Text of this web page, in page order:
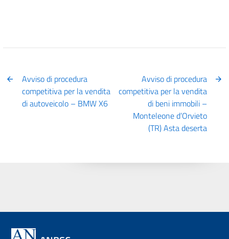
Avviso di procedura
competitiva per la vendita
di autoveicolo – BMW X6
Avviso di procedura
competitiva per la vendita
di beni immobili –
Monteleone d’Orvieto
(TR) Asta deserta